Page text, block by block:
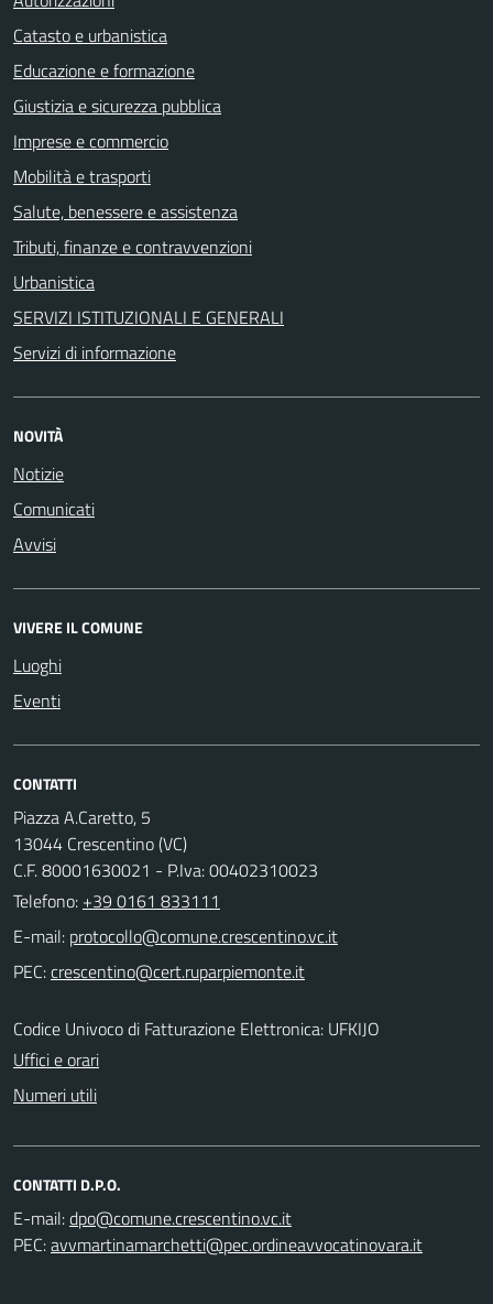
Catasto e urbanistica
Educazione e formazione
Giustizia e sicurezza pubblica
Imprese e commercio
Mobilità e trasporti
Salute, benessere e assistenza
Tributi, finanze e contravvenzioni
Urbanistica
SERVIZI ISTITUZIONALI E GENERALI
Servizi di informazione
NOVITÀ
Notizie
Comunicati
Avvisi
VIVERE IL COMUNE
Luoghi
Eventi
CONTATTI
Piazza A.Caretto, 5
13044 Crescentino (VC)
C.F. 80001630021 - P.Iva: 00402310023
Telefono: +39 0161 833111
E-mail:
PEC:
Codice Univoco di Fatturazione Elettronica: UFKIJO
Uffici e orari
Numeri utili
CONTATTI D.P.O.
E-mail:
PEC: